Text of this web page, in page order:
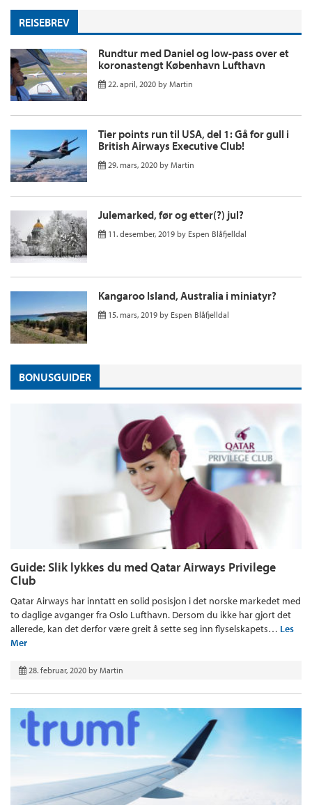
REISEBREV
Rundtur med Daniel og low-pass over et
koronastengt København Lufthavn
22. april, 2020 by Martin
Tier points run til USA, del 1: Gå for gull i
British Airways Executive Club!
29. mars, 2020 by Martin
Julemarked, før og etter(?) jul?
11. desember, 2019 by Espen Blåfjelldal
Kangaroo Island, Australia i miniatyr?
15. mars, 2019 by Espen Blåfjelldal
BONUSGUIDER
Guide: Slik lykkes du med Qatar Airways Privilege
Club
Qatar Airways har inntatt en solid posisjon i det norske markedet med
to daglige avganger fra Oslo Lufthavn. Dersom du ikke har gjort det
allerede, kan det derfor være greit å sette seg inn flyselskapets… Les
Mer
28. februar, 2020 by Martin